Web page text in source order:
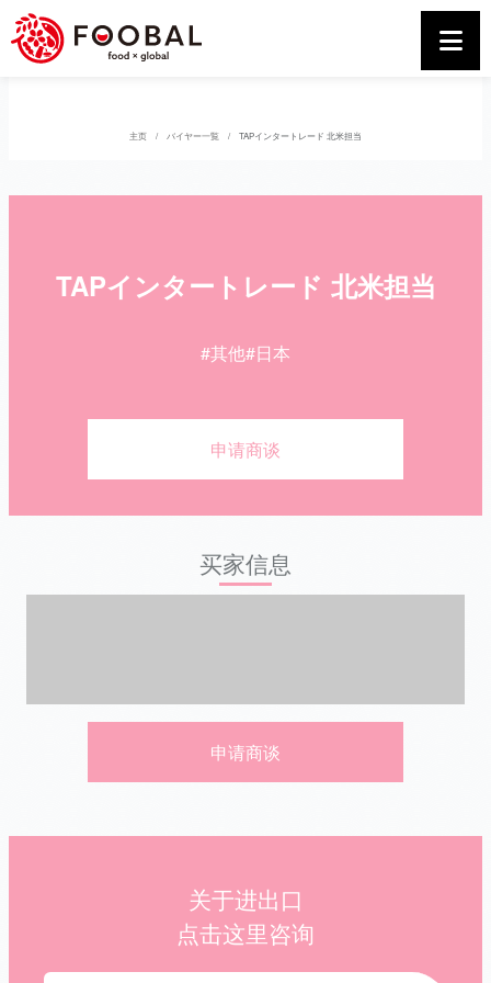
主页 バイヤー一覧 TAPインタートレード 北米担当
TAPインタートレード 北米担当
#其他#日本
申请商谈
买家信息
申请商谈
关于进出口
点击这里咨询